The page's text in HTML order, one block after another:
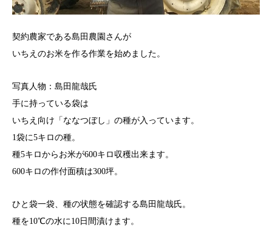
契約農家である島田農園さんが
いちえのお米を作る作業を始めました。
写真人物：島田龍哉氏
手に持っている袋は
いちえ向け「ななつぼし」の種が入っています。
1袋に5キロの種。
種5キロからお米が600キロ収穫出来ます。
600キロの作付面積は300坪。
ひと袋一袋、種の状態を確認する島田龍哉氏。
種を10℃の水に10日間漬けます。